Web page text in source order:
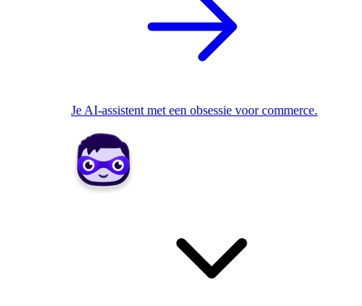
Je AI-assistent met een obsessie voor commerce.